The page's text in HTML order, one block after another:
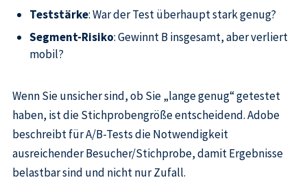
Teststärke: War der Test überhaupt stark genug?
Segment-Risiko: Gewinnt B insgesamt, aber verliert
mobil?
Wenn Sie unsicher sind, ob Sie „lange genug“ getestet
haben, ist die Stichprobengröße entscheidend. Adobe
beschreibt für A/B-Tests die Notwendigkeit
ausreichender Besucher/Stichprobe, damit Ergebnisse
belastbar sind und nicht nur Zufall.